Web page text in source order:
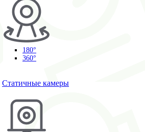
180°
360°
Статичные камеры